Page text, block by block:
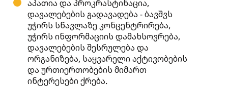
აპათია და პროკრასტინაცია,
დავალებების გადავადება - ბავშვს
უჭირს სწავლაზე კონცენტრირება,
უჭირს ინფორმაციის დამახსოვრება,
დავალებების შესრულება და
ორგანიზება, საყვარელი აქტივობების
და ურთიერთობების მიმართ
ინტერესები ქრება.